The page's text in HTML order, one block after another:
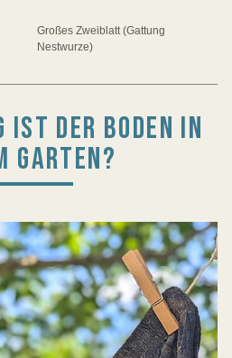
Großes Zweiblatt (Gattung
Nestwurze)
IST DER BODEN IN
GARTEN?